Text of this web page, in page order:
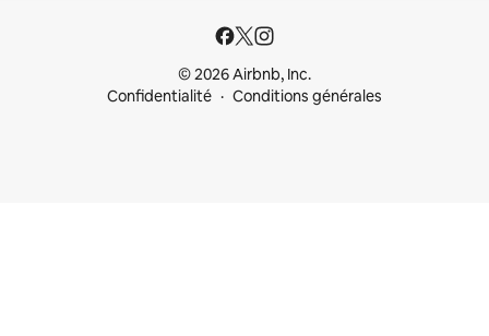
© 2026 Airbnb, Inc.
Confidentialité
Conditions générales